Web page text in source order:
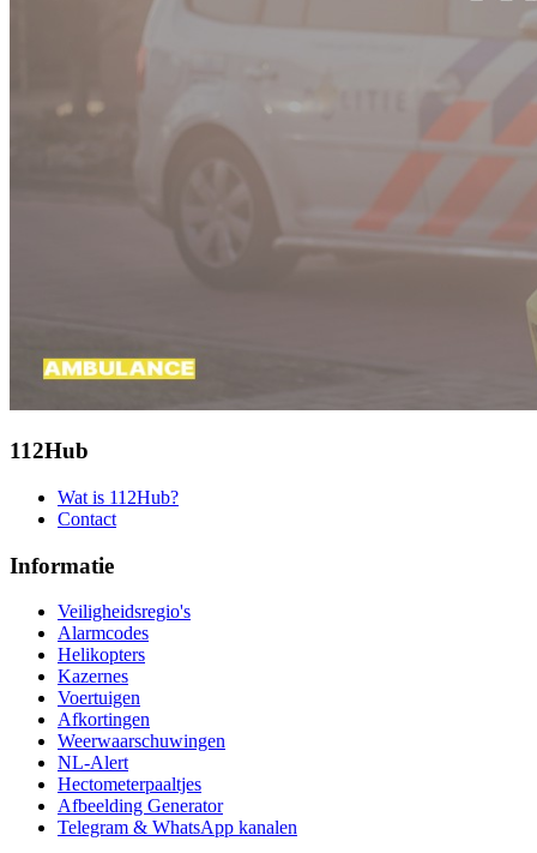
112Hub
Wat is 112Hub?
Contact
Informatie
Veiligheidsregio's
Alarmcodes
Helikopters
Kazernes
Voertuigen
Afkortingen
Weerwaarschuwingen
NL-Alert
Hectometerpaaltjes
Afbeelding Generator
Telegram & WhatsApp kanalen